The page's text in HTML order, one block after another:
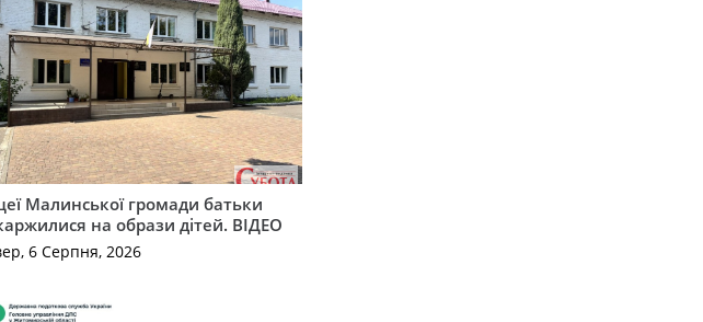
Малинської громади батьки
на образи дітей. ВІДЕО
6 Серпня, 2026